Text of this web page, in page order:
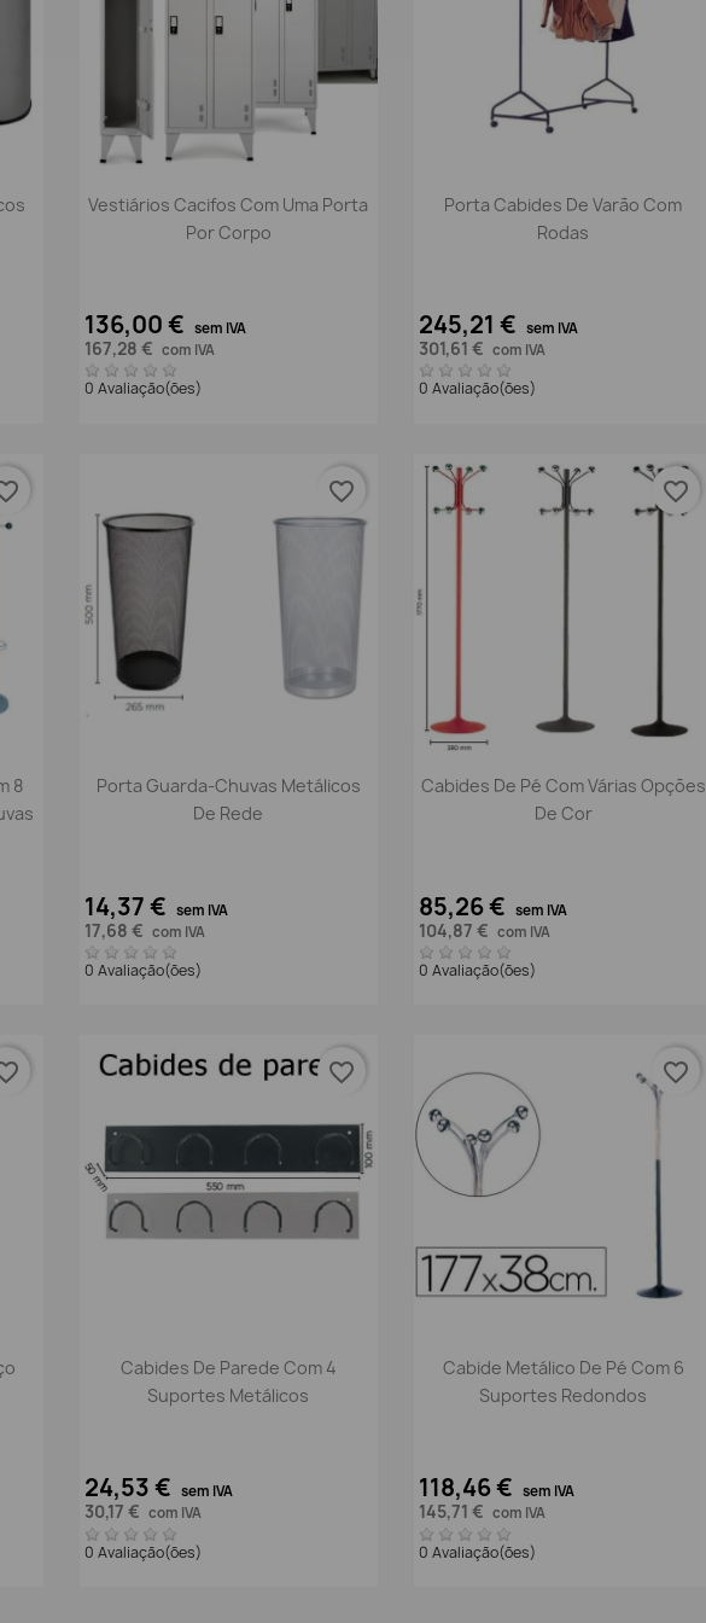
Vista rápida
Vestiários Cacifos Com Uma Porta
Por Corpo
136,00 € sem IVA
167,28 € com IVA
0 Avaliação(ões)
Vista rápida
Porta Cabides De Varão Com
Rodas
245,21 € sem IVA
301,61 € com IVA
0 Avaliação(ões)
8
Vista rápida
Porta Guarda-Chuvas Metálicos
De Rede
14,37 € sem IVA
17,68 € com IVA
0 Avaliação(ões)
favorite_border
Vista rápida
Cabides De Pé Com Várias Opções
De Cor
85,26 € sem IVA
104,87 € com IVA
0 Avaliação(ões)
favorite_border
Vista rápida
Cabides De Parede Com 4
Suportes Metálicos
24,53 € sem IVA
30,17 € com IVA
0 Avaliação(ões)
favorite_border
Vista rápida
Cabide Metálico De Pé Com 6
Suportes Redondos
118,46 € sem IVA
145,71 € com IVA
0 Avaliação(ões)
favorite_border